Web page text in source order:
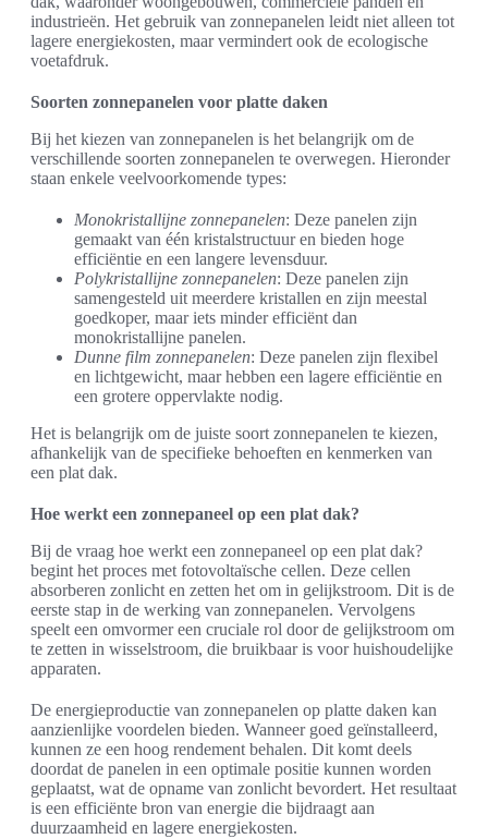
industrieën. Het gebruik van zonnepanelen leidt niet alleen tot
lagere energiekosten, maar vermindert ook de ecologische
voetafdruk.
Soorten zonnepanelen voor platte daken
Bij het kiezen van zonnepanelen is het belangrijk om de
verschillende soorten zonnepanelen te overwegen. Hieronder
staan enkele veelvoorkomende types:
Monokristallijne zonnepanelen: Deze panelen zijn
gemaakt van één kristalstructuur en bieden hoge
efficiëntie en een langere levensduur.
Polykristallijne zonnepanelen: Deze panelen zijn
samengesteld uit meerdere kristallen en zijn meestal
goedkoper, maar iets minder efficiënt dan
monokristallijne panelen.
Dunne film zonnepanelen: Deze panelen zijn flexibel
en lichtgewicht, maar hebben een lagere efficiëntie en
een grotere oppervlakte nodig.
Het is belangrijk om de juiste soort zonnepanelen te kiezen,
afhankelijk van de specifieke behoeften en kenmerken van
een plat dak.
Hoe werkt een zonnepaneel op een plat dak?
Bij de vraag hoe werkt een zonnepaneel op een plat dak?
begint het proces met fotovoltaïsche cellen. Deze cellen
absorberen zonlicht en zetten het om in gelijkstroom. Dit is de
eerste stap in de werking van zonnepanelen. Vervolgens
speelt een omvormer een cruciale rol door de gelijkstroom om
te zetten in wisselstroom, die bruikbaar is voor huishoudelijke
apparaten.
De energieproductie van zonnepanelen op platte daken kan
aanzienlijke voordelen bieden. Wanneer goed geïnstalleerd,
kunnen ze een hoog rendement behalen. Dit komt deels
doordat de panelen in een optimale positie kunnen worden
geplaatst, wat de opname van zonlicht bevordert. Het resultaat
is een efficiënte bron van energie die bijdraagt aan
duurzaamheid en lagere energiekosten.